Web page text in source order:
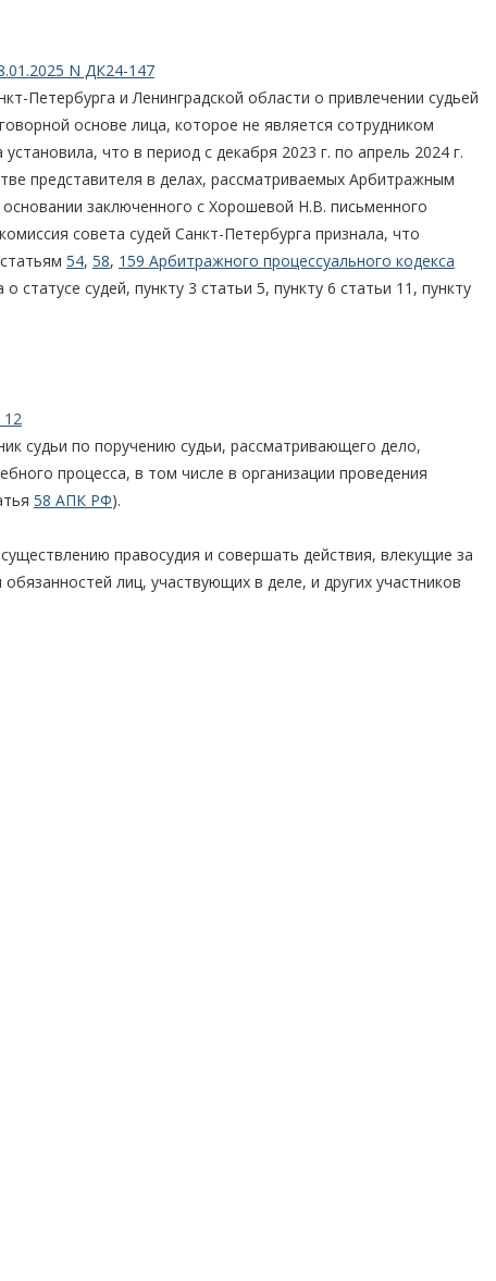
N ДК24-147
Петербурга и Ленинградской области о привлечении судьей
основе лица, которое не является сотрудником
что в период с декабря 2023 г. по апрель 2024 г.
представителя в делах, рассматриваемых Арбитражным
заключенного с Хорошевой Н.В. письменного
совета судей Санкт-Петербурга признала, что
54, 58, 159 Арбитражного процессуального кодекса
судей, пункту 3 статьи 5, пункту 6 статьи 11, пункту
12
судьи по поручению судьи, рассматривающего дело,
процесса, в том числе в организации проведения
58 АПК РФ).
правосудия и совершать действия, влекущие за
лиц, участвующих в деле, и других участников